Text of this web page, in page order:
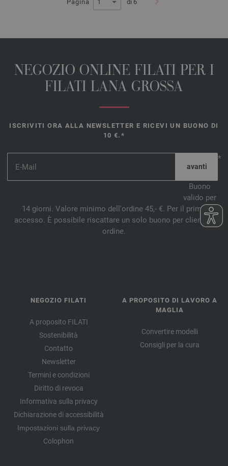
Pagina di 6
NEGOZIO ONLINE FILATI PER I
FILATI LANA GROSSA
ISCRIVITI ORA ALLA NEWSLETTER E RICEVI UN BUONO DI
10 €.*
*
Buono
valido per
14 giorni. Valore minimo dell'ordine 45,- €. Per il primo
accesso. È possibile riscattare un solo buono per cliente e
ordine.
NEGOZIO FILATI
A proposito FILATI
Sostenibilità
Contatto
Newsletter
Termini e condizioni
Diritto di revoca
Informativa sulla privacy
Dichiarazione di accessibilità
Impostazioni sulla privacy
Colophon
A PROPOSITO DI LAVORO A
MAGLIA
Convertire modelli
Consigli per la cura